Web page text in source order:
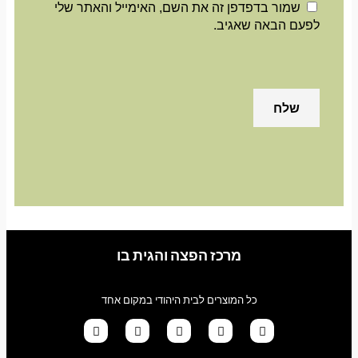
שמור בדפדפן זה את השם, האימייל והאתר שלי
לפעם הבאה שאגיב.
מרכז הפצה והגית בו
כל המוצרים לבית היהודי במקום אחד